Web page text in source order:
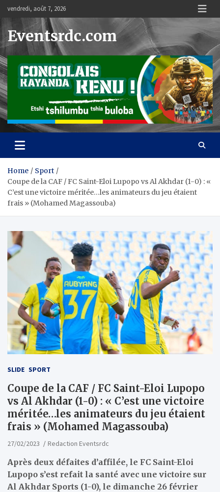
content
vendredi, août 7, 2026
Eventsrdc.com
Home
Sport
Coupe de la CAF / FC Saint-Eloi Lupopo vs Al Akhdar (1-0) : «
C’est une victoire méritée…les animateurs du jeu étaient
frais » (Mohamed Magassouba)
SLIDE SPORT
Coupe de la CAF / FC Saint-Eloi Lupopo
vs Al Akhdar (1-0) : « C’est une victoire
méritée…les animateurs du jeu étaient
frais » (Mohamed Magassouba)
27/02/2023 Redaction Eventsrdc
Après deux défaites d’affilée, le FC Saint-Eloi
Lupopo s’est refait la santé avec une victoire sur
Al Akhdar Sports (1-0), le dimanche 26 février